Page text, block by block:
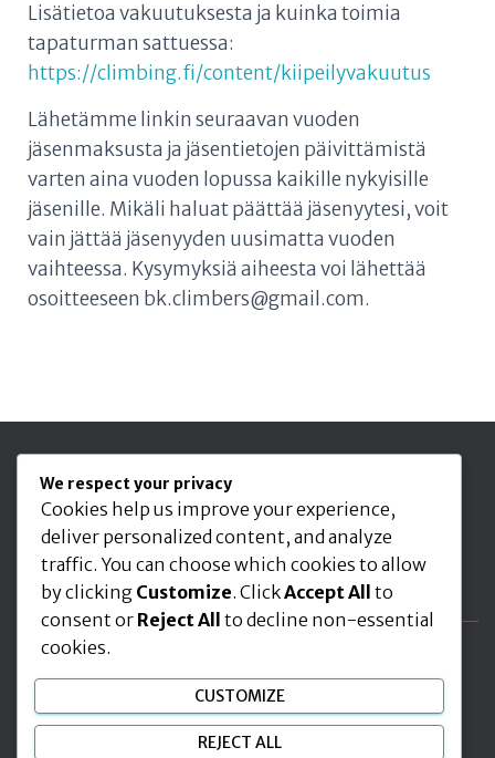
Lisätietoa vakuutuksesta ja kuinka toimia
tapaturman sattuessa:
https://climbing.fi/content/kiipeilyvakuutus
Lähetämme linkin seuraavan vuoden
jäsenmaksusta ja jäsentietojen päivittämistä
varten aina vuoden lopussa kaikille nykyisille
jäsenille. Mikäli haluat päättää jäsenyytesi, voit
vain jättää jäsenyyden uusimatta vuoden
vaihteessa. Kysymyksiä aiheesta voi lähettää
osoitteeseen bk.climbers@gmail.com.
Seuraa meitä
RYHMÄTOIMINTA JÄSENYYS BK CLIMBERS RY
We respect your privacy
Cookies help us improve your experience,
deliver personalized content, and analyze
traffic. You can choose which cookies to allow
by clicking Customize. ClickAccept All to
consent or Reject All to decline non-essential
cookies.
CUSTOMIZE
REJECT ALL